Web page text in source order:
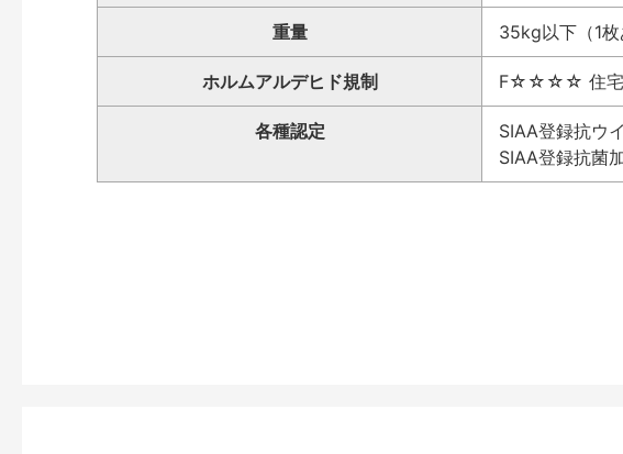
重量 35kg以下（1枚
ホルムアルデヒド規制 F☆☆☆☆ 住宅
各種認定
SIAA登録抗ウ
SIAA登録抗菌